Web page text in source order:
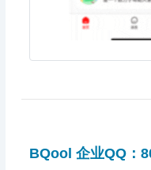
BQool 企业QQ：